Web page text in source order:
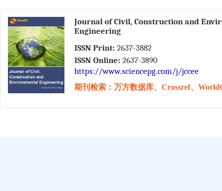
Journal of Civil, Construction and
Engineering
ISSN Print: 2637-3882
ISSN Online: 2637-3890
https://www.sciencepg.com/j/jccee
期刊检索：万方数据库、Crossref、